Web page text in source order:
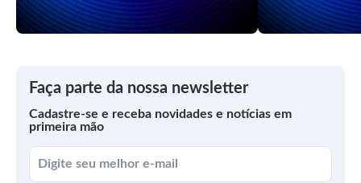
Faça parte da nossa newsletter
Cadastre-se e receba novidades e notícias em
primeira mão